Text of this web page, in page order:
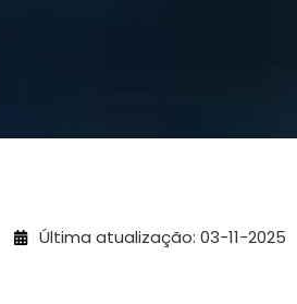
Última atualização: 03-11-2025